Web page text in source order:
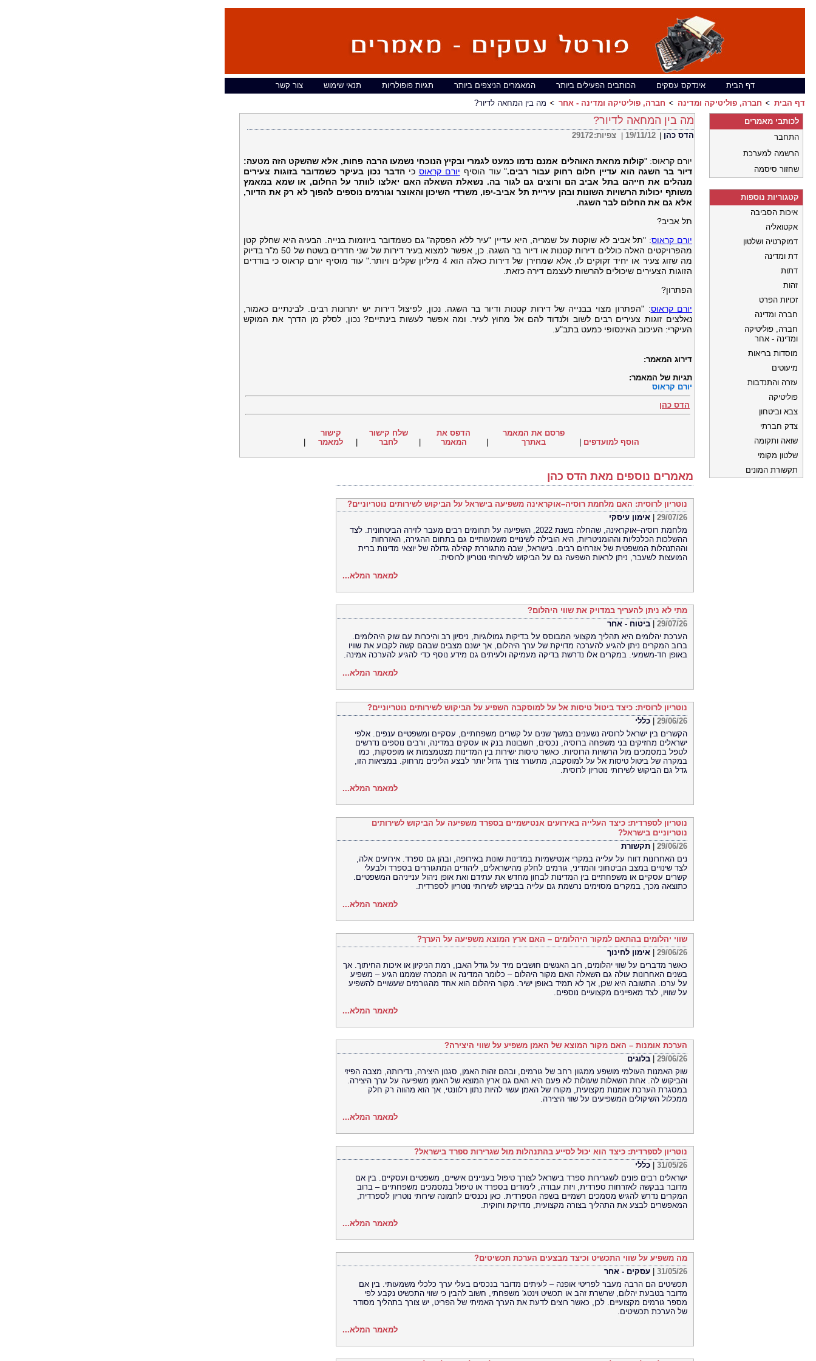
דף הבית אינדקס עסקים הכותבים הפעילים ביותר המאמרים הניצפים ביותר תגיות פופולריות תנאי שימוש
צור קשר
דף הבית
חברה, פוליטיקה ומדינה חברה, פוליטיקה ומדינה - אחר מה בין המחאה לדיור?
מה בין המחאה לדיור?
הדס כהן 19/11/12 צפיות:29172
יורם קראוס: "קולות מחאת האוהלים אמנם נדמו כמעט לגמרי ובקיץ הנוכחי נשמעו הרבה פחות, אלא שהשקט הזה מטעה:
דיור בר השגה הוא עדיין חלום רחוק עבור רבים." עוד הוסיף יורם קראוס כיהדבר נכון בעיקר כשמדובר בזוגות צעירים
מנהלים את חייהם בתל אביב הם ורוצים גם לגור בה. נשאלת השאלה האם יאלצו לוותר על החלום, או שמא במאמץ
משותף יכולות הרשויות השונות ובהן עיריית תל אביב-יפו, משרדי השיכון והאוצר וגורמים נוספים להפוך לא רק את הדיור,
אלא גם את החלום לבר השגה.
תל אביב?
יורם קראוס: "תל אביב לא שוקטת על שמריה, היא עדיין "עיר ללא הפסקה" גם כשמדובר ביוזמות בנייה. הבעיה היא שחלק קטן
מהפרויקטים האלה כוללים דירות קטנות או דיור בר השגה. כן, אפשר למצוא בעיר דירות של שני חדרים בשטח של 50 מ"ר בדיוק
מה שזוג צעיר או יחיד זקוקים לו, אלא שמחירן של דירות כאלה הוא 4 מיליון שקלים ויותר." עוד מוסיף יורם קראוס כי בודדים
הזוגות הצעירים שיכולים להרשות לעצמם דירה כזאת.
הפתרון?
יורם קראוס: "הפתרון מצוי בבנייה של דירות קטנות ודיור בר השגה. נכון, לפיצול דירות יש יתרונות רבים. לבינתיים כאמור,
נאלצים זוגות צעירים רבים לשוב ולנדוד להם אל מחוץ לעיר. ומה אפשר לעשות בינתיים? נכון, לסלק מן הדרך את המוקש
העיקרי: העיכוב האינסופי כמעט בתב"ע.
דירוג המאמר:
תגיות של המאמר:
יורם קראוס
הדס כהן
הוסף למועדפים |
פרסם את המאמר
באתרך
|
הדפס את
המאמר
|
שלח קישור
לחבר
|
קישור
למאמר
|
מאמרים נוספים מאת הדס כהן
נוטריון לרוסית: האם מלחמת רוסיה–אוקראינה משפיעה בישראל על הביקוש לשירותים נוטריוניים?
29/07/26
אימון עיסקי
מלחמת רוסיה–אוקראינה, שהחלה בשנת 2022, השפיעה על תחומים רבים מעבר לזירה הביטחונית. לצד
ההשלכות הכלכליות וההומניטריות, היא הובילה לשינויים משמעותיים גם בתחום ההגירה, האזרחות
וההתנהלות המשפטית של אזרחים רבים. בישראל, שבה מתגוררת קהילה גדולה של יוצאי מדינות ברית
המועצות לשעבר, ניתן לראות השפעה גם על הביקוש לשירותי נוטריון לרוסית.
למאמר המלא...
מתי לא ניתן להעריך במדויק את שווי היהלום?
29/07/26
ביטוח - אחר
הערכת יהלומים היא תהליך מקצועי המבוסס על בדיקות גמולוגיות, ניסיון רב והיכרות עם שוק היהלומים.
ברוב המקרים ניתן להגיע להערכה מדויקת של ערך היהלום, אך ישנם מצבים שבהם קשה לקבוע את שוויו
באופן חד-משמעי. במקרים אלו נדרשת בדיקה מעמיקה ולעיתים גם מידע נוסף כדי להגיע להערכה אמינה.
למאמר המלא...
נוטריון לרוסית: כיצד ביטול טיסות אל על למוסקבה השפיע על הביקוש לשירותים נוטריוניים?
29/06/26
כללי
הקשרים בין ישראל לרוסיה נשענים במשך שנים על קשרים משפחתיים, עסקיים ומשפטיים ענפים. אלפי
ישראלים מחזיקים בני משפחה ברוסיה, נכסים, חשבונות בנק או עסקים במדינה, ורבים נוספים נדרשים
לטפל במסמכים מול הרשויות הרוסיות. כאשר טיסות ישירות בין המדינות מצטמצמות או מופסקות, כמו
במקרה של ביטול טיסות אל על למוסקבה, מתעורר צורך גדול יותר לבצע הליכים מרחוק. במציאות הזו,
גדל גם הביקוש לשירותי נוטריון לרוסית.
למאמר המלא...
נוטריון לספרדית: כיצד העלייה באירועים אנטישמיים בספרד משפיעה על הביקוש לשירותים
נוטריוניים בישראל?
29/06/26
תקשורת
נים האחרונות דווח על עלייה במקרי אנטישמיות במדינות שונות באירופה, ובהן גם ספרד. אירועים אלה,
לצד שינויים במצב הביטחוני והמדיני, גורמים לחלק מהישראלים, ליהודים המתגוררים בספרד ולבעלי
קשרים עסקיים או משפחתיים בין המדינות לבחון מחדש את עתידם ואת אופן ניהול ענייניהם המשפטיים.
כתוצאה מכך, במקרים מסוימים נרשמת גם עלייה בביקוש לשירותי נוטריון לספרדית.
למאמר המלא...
שווי יהלומים בהתאם למקור היהלומים – האם ארץ המוצא משפיעה על הערך?
29/06/26
אימון לחינוך
כאשר מדברים על שווי יהלומים, רוב האנשים חושבים מיד על גודל האבן, רמת הניקיון או איכות החיתוך. אך
בשנים האחרונות עולה גם השאלה האם מקור היהלום – כלומר המדינה או המכרה שממנו הגיע – משפיע
על ערכו. התשובה היא שכן, אך לא תמיד באופן ישיר. מקור היהלום הוא אחד מהגורמים שעשויים להשפיע
על שוויו, לצד מאפיינים מקצועיים נוספים.
למאמר המלא...
הערכת אומנות – האם מקור המוצא של האמן משפיע על שווי היצירה?
29/06/26
בלוגים
שוק האמנות העולמי מושפע ממגוון רחב של גורמים, ובהם זהות האמן, סגנון היצירה, נדירותה, מצבה הפיזי
והביקוש לה. אחת השאלות שעולות לא פעם היא האם גם ארץ המוצא של האמן משפיעה על ערך היצירה.
במסגרת הערכת אומנות מקצועית, מקורו של האמן עשוי להיות נתון רלוונטי, אך הוא מהווה רק חלק
ממכלול השיקולים המשפיעים על שווי היצירה.
למאמר המלא...
נוטריון לספרדית: כיצד הוא יכול לסייע בהתנהלות מול שגרירות ספרד בישראל?
31/05/26
כללי
ישראלים רבים פונים לשגרירות ספרד בישראל לצורך טיפול בעניינים אישיים, משפטיים ועסקיים. בין אם
מדובר בבקשה לאזרחות ספרדית, ויזת עבודה, לימודים בספרד או טיפול במסמכים משפחתיים – ברוב
המקרים נדרש להגיש מסמכים רשמיים בשפה הספרדית. כאן נכנסים לתמונה שירותי נוטריון לספרדית,
המאפשרים לבצע את התהליך בצורה מקצועית, מדויקת וחוקית.
למאמר המלא...
מה משפיע על שווי התכשיט וכיצד מבצעים הערכת תכשיטים?
31/05/26
עסקים - אחר
תכשיטים הם הרבה מעבר לפריטי אופנה – לעיתים מדובר בנכסים בעלי ערך כלכלי משמעותי. בין אם
מדובר בטבעת יהלום, שרשרת זהב או תכשיט וינטג' משפחתי, חשוב להבין כי שווי התכשיט נקבע לפי
מספר גורמים מקצועיים. לכן, כאשר רוצים לדעת את הערך האמיתי של הפריט, יש צורך בתהליך מסודר
של הערכת תכשיטים.
למאמר המלא...
לכותבי מאמרים
התחבר
הרשמה למערכת
שחזור סיסמה
קטגוריות נוספות
איכות הסביבה
אקטואליה
דמוקרטיה ושלטון
דת ומדינה
דתות
זהות
זכויות הפרט
חברה ומדינה
חברה, פוליטיקה
ומדינה - אחר
מוסדות בריאות
מיעוטים
עזרה והתנדבות
פוליטיקה
צבא וביטחון
צדק חברתי
שואה ותקומה
שלטון מקומי
תקשורת המונים